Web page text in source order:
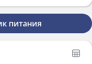
питания